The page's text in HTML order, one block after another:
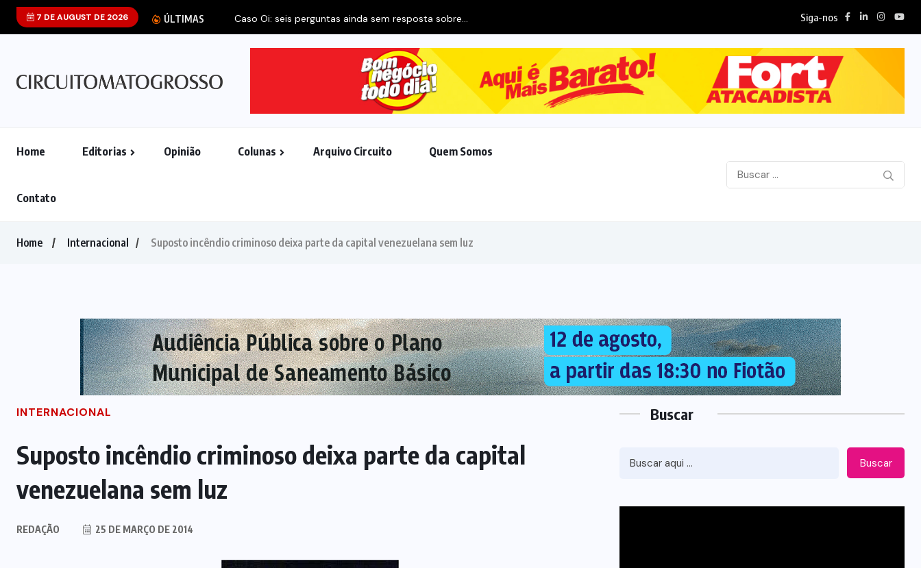
7 DE AUGUST DE 2026 ÚLTIMAS Caso Oi: seis perguntas ainda sem resposta sobre... Siga-nos
Home Editorias Opinião Colunas Arquivo Circuito Quem Somos
Contato
Home Internacional Suposto incêndio criminoso deixa parte da capital venezuelana sem luz
INTERNACIONAL
Suposto incêndio criminoso deixa parte da capital
venezuelana sem luz
REDAÇÃO 25 DE MARÇO DE 2014
Buscar
Buscar